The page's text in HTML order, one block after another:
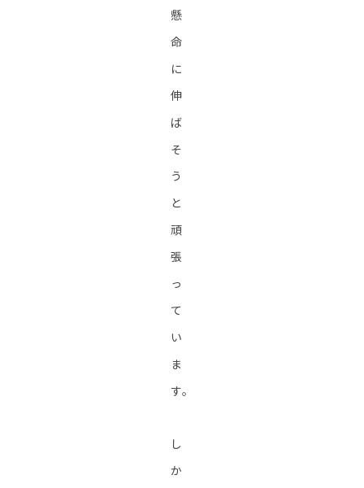
懸
命
に
伸
ば
そ
う
と
頑
張
っ
て
い
ま
す。
し
か